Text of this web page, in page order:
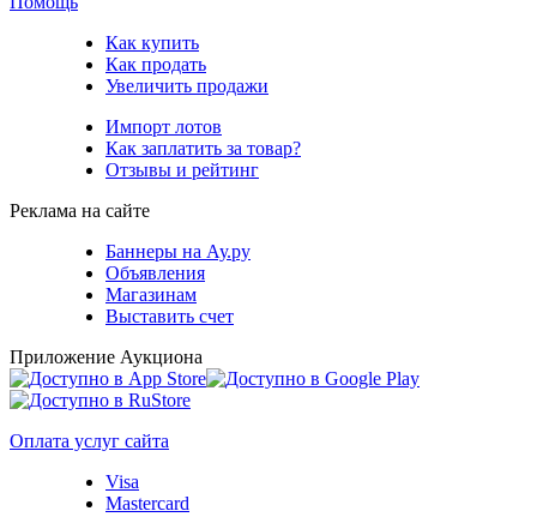
Как купить
Как продать
Увеличить продажи
Импорт лотов
Как заплатить за товар?
Отзывы и рейтинг
Реклама на сайте
Баннеры на Ау.ру
Объявления
Магазинам
Выставить счет
Приложение Аукциона
Оплата услуг сайта
Visa
Mastercard